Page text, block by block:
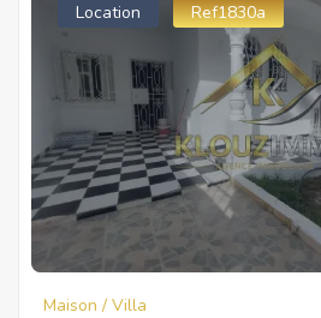
Location Ref1830a
Maison / Villa